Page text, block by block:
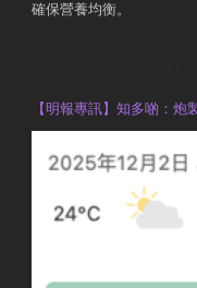
確保營養均衡。
【明報專訊】知多啲：